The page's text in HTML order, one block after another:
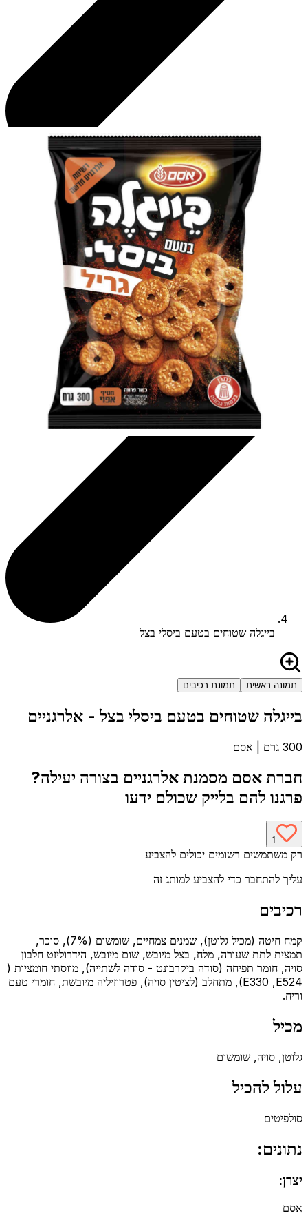
חטיפים
בייגלה שטוחים בטעם ביסלי בצל
תמונה ראשית תמונת רכיבים
בייגלה שטוחים בטעם ביסלי בצל- אלרגניים
300 גרם אסם
חברת אסם מסמנת אלרגניים בצורה יעילה?
פרגנו להם בלייק שכולם ידעו
1
רק משתמשים רשומים יכולים להצביע
עליך להתחבר כדי להצביע למותג זה
רכיבים
קמח חיטה (מכיל גלוטן), שמנים צמחיים, שומשום (7%), סוכר,
תמצית לתת שעורה, מלח, בצל מיובש, שום מיובש, הידרוליזט חלבון
סויה, חומר תפיחה (סודה ביקרבונט - סודה לשתייה), מווסתי חומציות (
E330 ,E524), מתחלב (לציטין סויה), פטרוזיליה מיובשת, חומרי טעם
וריח.
מכיל
גלוטן, סויה, שומשום
עלול להכיל
סולפיטים
נתונים:
יצרן:
אסם